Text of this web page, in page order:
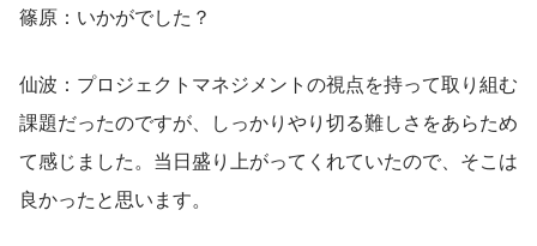
篠原：いかがでした？
仙波：プロジェクトマネジメントの視点を持って取り組む
課題だったのですが、しっかりやり切る難しさをあらため
て感じました。当日盛り上がってくれていたので、そこは
良かったと思います。